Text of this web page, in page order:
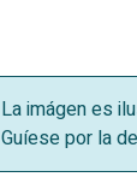
La imágen es
Guíese por la